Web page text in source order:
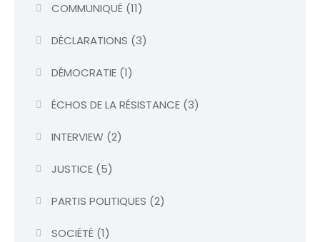
COMMUNIQUÉ(11)
DÉCLARATIONS (3)
DÉMOCRATIE(1)
ÉCHOS DE LA RÉSISTANCE(3)
INTERVIEW (2)
JUSTICE(5)
PARTIS POLITIQUES (2)
SOCIÉTÉ(1)